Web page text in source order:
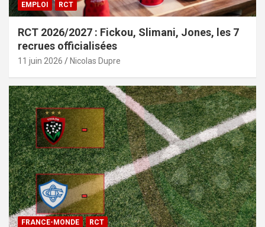
EMPLOI RCT
RCT 2026/2027 : Fickou, Slimani, Jones, les 7
recrues officialisées
11 juin 2026 Nicolas Dupre
FRANCE-MONDE RCT